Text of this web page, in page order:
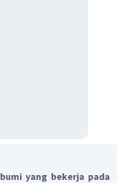
yang bekerja pada